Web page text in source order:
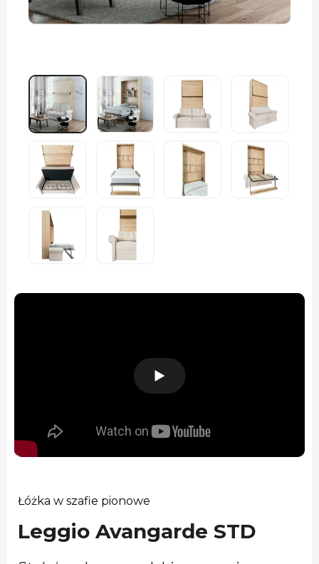
Łóżka w szafie pionowe
Leggio Avangarde STD